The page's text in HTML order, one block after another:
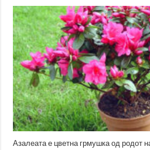
Азалеата е цветна грмушка од родот